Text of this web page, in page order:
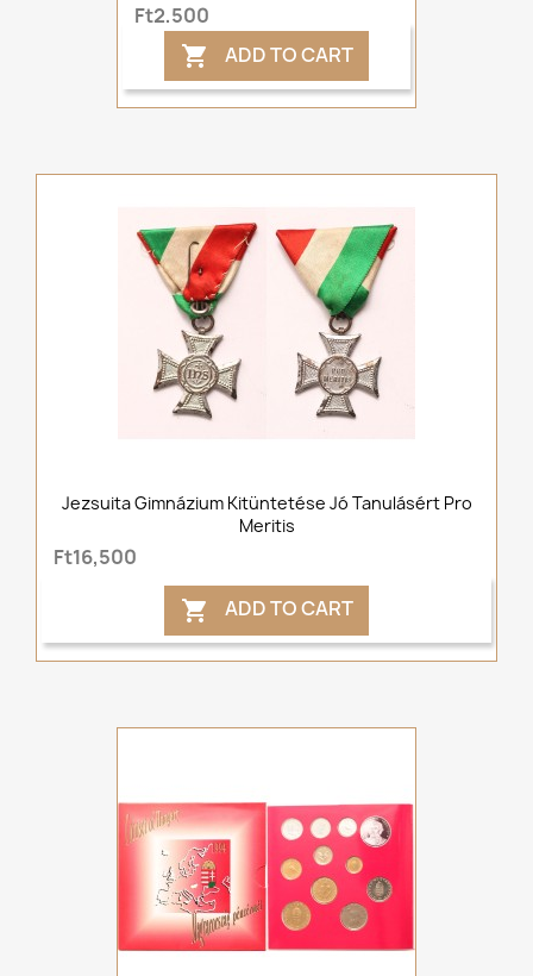
Ft2,500
 ADD TO CART
Jezsuita Gimnázium Kitüntetése Jó Tanulásért Pro
Meritis
Ft16,500
 ADD TO CART